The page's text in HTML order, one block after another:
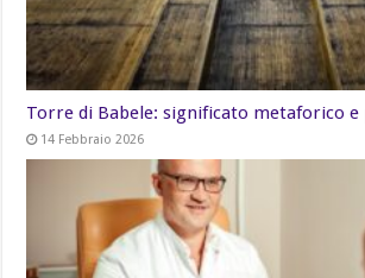
Torre di Babele: significato metaforico e
14 Febbraio 2026